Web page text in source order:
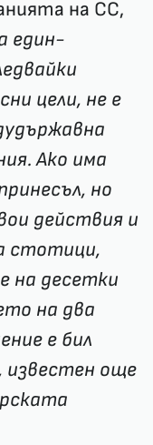
на СС,
един-
цели, не е
Ако има
но
действия и
стотици,
на десетки
на два
е бил
известен още